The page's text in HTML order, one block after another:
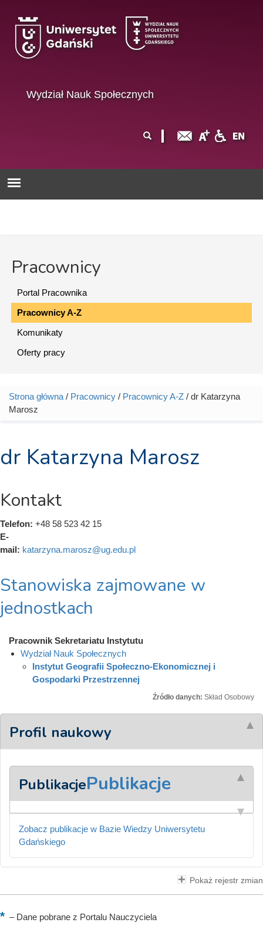
Wydział Nauk Społecznych
wyszukiwania
Pracownicy
Portal Pracownika
Pracownicy A-Z
Komunikaty
Oferty pracy
Jesteś tutaj
Strona główna / Pracownicy / Pracownicy A-Z / dr Katarzyna
Marosz
dr Katarzyna Marosz
Kontakt
Telefon: +48 58 523 42 15
E-
mail: katarzyna.marosz@ug.edu.pl
Stanowiska zajmowane w
jednostkach
Pracownik Sekretariatu Instytutu
Wydział Nauk Społecznych
Instytut Geografii Społeczno-Ekonomicznej i
Gospodarki Przestrzennej
Źródło danych: Skład Osobowy
Profil naukowy
PublikacjePublikacje
Zobacz publikacje w Bazie Wiedzy Uniwersytetu
Gdańskiego
Pokaż rejestr zmian
–Dane pobrane z Portalu Nauczyciela